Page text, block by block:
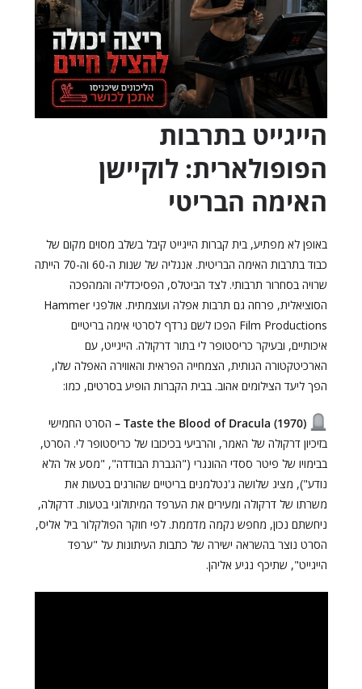
הייגייט בתרבות
הפופולארית: לוקיישן
האימה הבריטי
באופן לא מפתיע, בית קברות הייגייט קיבל בשלב מסוים מקום של
כבוד בתרבות האימה הבריטית. אנגליה של שנות ה-60 וה-70 הייתה
שרויה בסחרור תרבותי. לצד הביטלס, הפסיכדליה והמהפכה
הסוציאלית, פרחה גם תרבות אפלה ועוצמתית. אולפני Hammer
Film Productions הפכו לשם נרדף לסרטי אימה בריטיים
איכותיים, ובעיקר כריסטופר לי בתור דרקולה. הייגייט, עם
הארכיטקטורה הגותית, הצמחייה הפראית והאווירה האפלה שלו,
הפך ליעד הצילומים אהוב. בבית הקברות הופיע בסרטים, כמו:
הסרט החמישי
בזיכיון דרקולה של האמר, והרביעי בכיכובו של כריסטופר לי. הסרט,
בבימויו של פיטר ססדי ההונגרי ("הגברת הבודדה", "מסע אל הלא
נודע"), מציג שלושה ג'נטלמנים בריטיים שהורגים בטעות את
משרתו של דרקולה ומעירים את הערפד המיתולוגי בטעות. דרקולה,
ניחשתם נכון, מחפש נקמה מדממת. לפי חוקר הפולקלור ביל אליס,
הסרט נוצר בהשראה ישירה של כתבות העיתונות על "ערפד
הייגייט", שתיכף נגיע אליהן.